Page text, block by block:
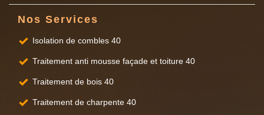
Nos Services
Isolation de combles 40
Traitement anti mousse façade et toiture 40
Traitement de bois 40
Traitement de charpente 40